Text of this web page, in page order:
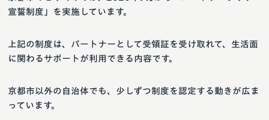
宣誓制度」を実施しています。
上記の制度は、パートナーとして受領証を受け取れて、生活面
に関わるサポートが利用できる内容です。
京都市以外の自治体でも、少しずつ制度を認定する動きが広ま
っています。